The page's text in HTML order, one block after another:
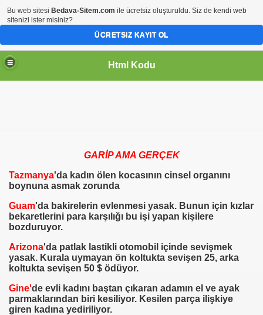
Html Kodu
GARİP AMA GERÇEK
Tazmanya'da kadın ölen kocasının cinsel organını
boynuna asmak zorunda
Guam'da bakirelerin evlenmesi yasak. Bunun için kızlar
bekaretlerini para karşılığı bu işi yapan kişilere
bozduruyor.
Arizona'da patlak lastikli otomobil içinde sevişmek
yasak. Kurala uymayan ön koltukta sevişen 25, arka
koltukta sevişen 50 $ ödüyor.
Gine'de evli kadını baştan çıkaran adamın el ve ayak
parmaklarından biri kesiliyor. Kesilen parça ilişkiye
giren kadına yediriliyor.
Bu web sitesi Bedava-Sitem.com ile ücretsiz oluşturuldu. Siz de kendi web
sitenizi ister misiniz?
ÜCRETSIZ KAYIT OL